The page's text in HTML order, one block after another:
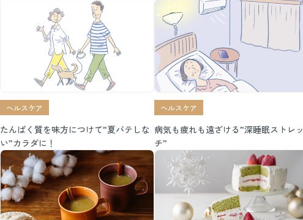
ヘルスケア
たんぱく質を味方につけて”夏バテしな
い”カラダに！
ヘルスケア
病気も疲れも遠ざける”深睡眠ストレッ
チ”